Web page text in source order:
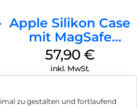
zu gestalten und fortlaufend
Apple Silikon Case
mit MagSafe
iPhone 14 Pro
(PRODUCT)RED
57,90€
inkl. MwSt.